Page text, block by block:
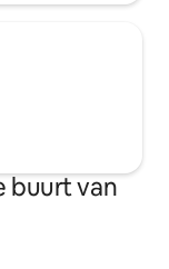
buurt van